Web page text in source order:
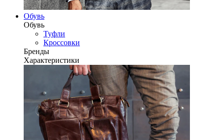
Обувь
Обувь
Туфли
Кроссовки
Бренды
Характеристики